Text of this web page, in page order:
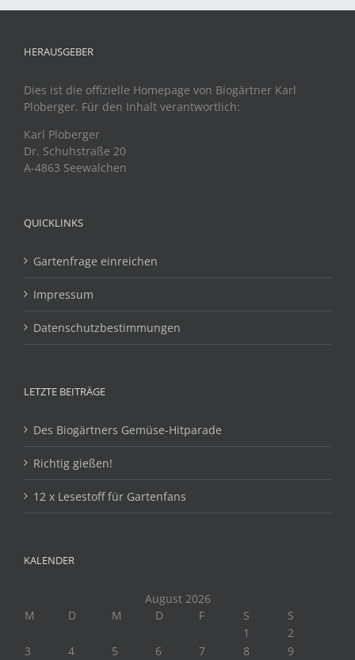
HERAUSGEBER
Dies ist die offizielle Homepage von Biogärtner Karl
Ploberger. Für den Inhalt verantwortlich:
Karl Ploberger
Dr. Schuhstraße 20
A-4863 Seewalchen
QUICKLINKS
Gartenfrage einreichen
Impressum
Datenschutzbestimmungen
LETZTE BEITRÄGE
Des Biogärtners Gemüse-Hitparade
Richtig gießen!
12 x Lesestoff für Gartenfans
KALENDER
August 2026
M
D M D F S
S
1
2
3
4 5 6 7 8 9